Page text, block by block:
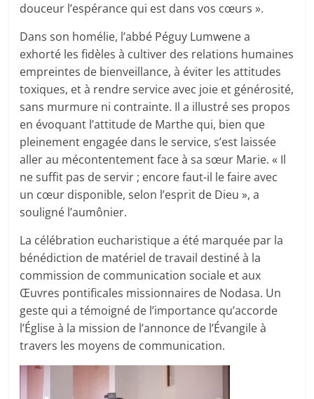
douceur l’espérance qui est dans vos cœurs ».
Dans son homélie, l’abbé Péguy Lumwene a
exhorté les fidèles à cultiver des relations humaines
empreintes de bienveillance, à éviter les attitudes
toxiques, et à rendre service avec joie et générosité,
sans murmure ni contrainte. Il a illustré ses propos
en évoquant l’attitude de Marthe qui, bien que
pleinement engagée dans le service, s’est laissée
aller au mécontentement face à sa sœur Marie. « Il
ne suffit pas de servir ; encore faut-il le faire avec
un cœur disponible, selon l’esprit de Dieu », a
souligné l’aumônier.
La célébration eucharistique a été marquée par la
bénédiction de matériel de travail destiné à la
commission de communication sociale et aux
Œuvres pontificales missionnaires de Nodasa. Un
geste qui a témoigné de l’importance qu’accorde
l’Église à la mission de l’annonce de l’Évangile à
travers les moyens de communication.